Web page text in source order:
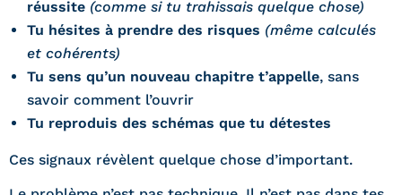
réussite (comme si tu trahissais quelque chose)
Tu hésites à prendre des risques (même calculés
et cohérents)
Tu sens qu’un nouveau chapitre t’appelle, sans
savoir comment l’ouvrir
Tu reproduis des schémas que tu détestes
Ces signaux révèlent quelque chose d’important.